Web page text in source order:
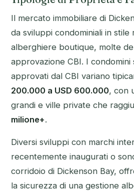
Il mercato immobiliare di
da sviluppi condominiali in
alberghiere boutique, molte
approvazione CBI. I
approvati dal CBI variano
200.000 a USD 600.000, con
grandi e ville private che
milione+.
Diversi sviluppi con marchi
recentemente inaugurati o
corridoio di Dickenson Bay,
la sicurezza di una gestione